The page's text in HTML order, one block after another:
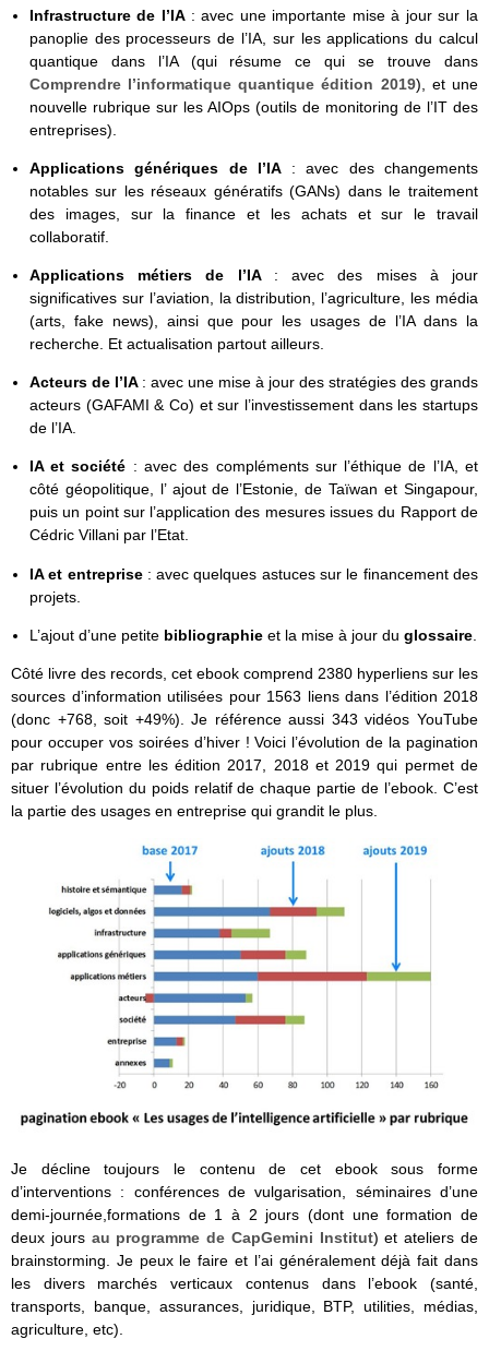
Infrastructure de l’IA : avec une importante mise à jour sur la
panoplie des processeurs de l’IA, sur les applications du calcul
quantique dans l’IA (qui résume ce qui se trouve dans
Comprendre l’informatique quantique édition 2019), et une
nouvelle rubrique sur les AIOps (outils de monitoring de l’IT des
entreprises).
Applications génériques de l’IA : avec des changements
notables sur les réseaux génératifs (GANs) dans le traitement
des images, sur la finance et les achats et sur le travail
collaboratif.
Applications métiers de l’IA : avec des mises à jour
significatives sur l’aviation, la distribution, l’agriculture, les média
(arts, fake news), ainsi que pour les usages de l’IA dans la
recherche. Et actualisation partout ailleurs.
Acteurs de l’IA : avec une mise à jour des stratégies des grands
acteurs (GAFAMI & Co) et sur l’investissement dans les startups
de l’IA.
IA et société : avec des compléments sur l’éthique de l’IA, et
côté géopolitique, l’ ajout de l’Estonie, de Taïwan et Singapour,
puis un point sur l’application des mesures issues du Rapport de
Cédric Villani par l’Etat.
IA et entreprise : avec quelques astuces sur le financement des
projets.
L’ajout d’une petite bibliographie et la mise à jour du glossaire.
Côté livre des records, cet ebook comprend 2380 hyperliens sur les
sources d’information utilisées pour 1563 liens dans l’édition 2018
(donc +768, soit +49%). Je référence aussi 343 vidéos YouTube
pour occuper vos soirées d’hiver ! Voici l’évolution de la pagination
par rubrique entre les édition 2017, 2018 et 2019 qui permet de
situer l’évolution du poids relatif de chaque partie de l’ebook. C’est
la partie des usages en entreprise qui grandit le plus.
Je décline toujours le contenu de cet ebook sous forme
d’interventions : conférences de vulgarisation, séminaires d’une
demi-journée,formations de 1 à 2 jours (dont une formation de
deux jours au programme de CapGemini Institut) et ateliers de
brainstorming. Je peux le faire et l’ai généralement déjà fait dans
les divers marchés verticaux contenus dans l’ebook (santé,
transports, banque, assurances, juridique, BTP, utilities, médias,
agriculture, etc).